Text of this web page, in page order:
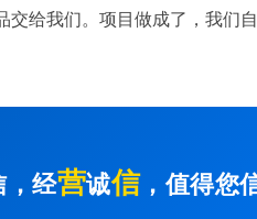
给我们。项目做成了，我们
，经营诚信，值得您